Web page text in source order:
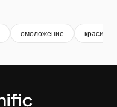
омоложение